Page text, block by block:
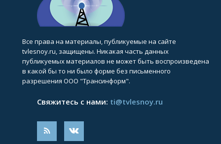
Все права на материалы, публикуемые на сайте
tvlesnoy.ru, защищены. Никакая часть данных
публикуемых материалов не может быть воспроизведена
в какой бы то ни было форме без письменного
разрешения ООО "Трансинформ".
Свяжитесь с нами: ti@tvlesnoy.ru